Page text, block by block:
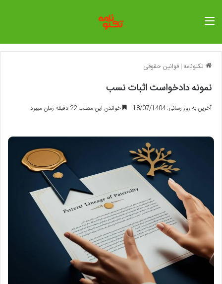
تکنونامه |قوانین حقوقی
نمونه دادخواست اثبات نسب
آخرین به روز رسانی: 18/07/1404 خواندن این مطلب 22 دقیقه زمان میبرد